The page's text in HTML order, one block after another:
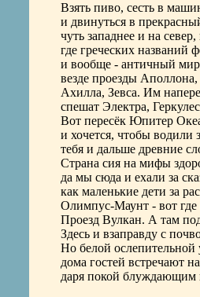
Взять пиво, сесть в
и двинуться в
чуть западнее и на север,
где греческих названий
и вообще - античный
везде проезды
Ахилла, Зевса. Им
спешат Электра,
Вот пересёк Юпитер
и хочется, чтобы водили
тебя и дальше древние
Страна сия на мифы
да мы сюда и ехали за
как маленькие дети за
Олимпус-Маунт - вот где
Проезд Вулкан. А там
Здесь и взаправду с
Но белой ослепительной
дома гостей встречают
даря покой блуждающим